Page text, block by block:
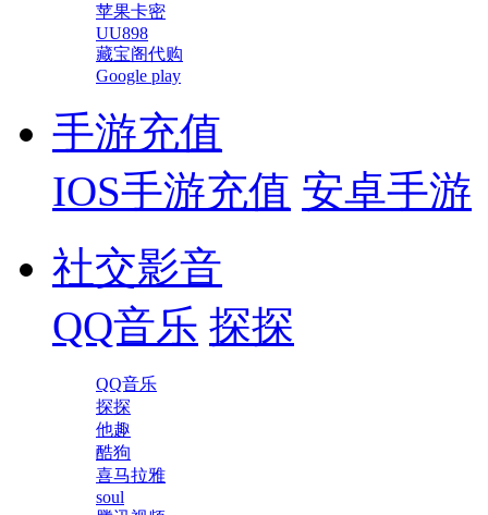
苹果卡密
UU898
藏宝阁代购
Google play
手游充值
IOS手游充值 安卓手游
社交影音
QQ音乐 探探
QQ音乐
探探
他趣
酷狗
喜马拉雅
soul